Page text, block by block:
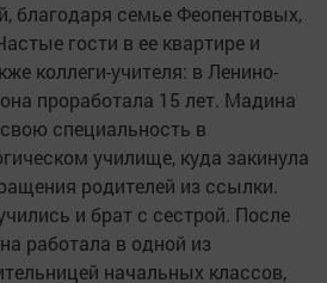
благодаря семье Феопентовых,
гости в ее квартире и
коллеги-учителя: в Ленино-
проработала 15 лет. Мадина
специальность в
училище, куда закинула
родителей из ссылки.
и брат с сестрой. После
работала в одной из
начальных классов,